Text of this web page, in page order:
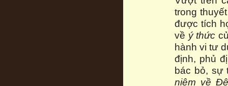
trong
được tích
về ý thức
hành vi tư
định, phủ
bác bỏ, sự
niệm về